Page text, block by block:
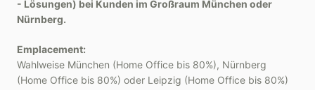
- Lösungen) bei Kunden im Großraum München oder
Nürnberg.
Emplacement:
Wahlweise München (Home Office bis 80%), Nürnberg
(Home Office bis 80%) oder Leipzig (Home Office bis 80%)